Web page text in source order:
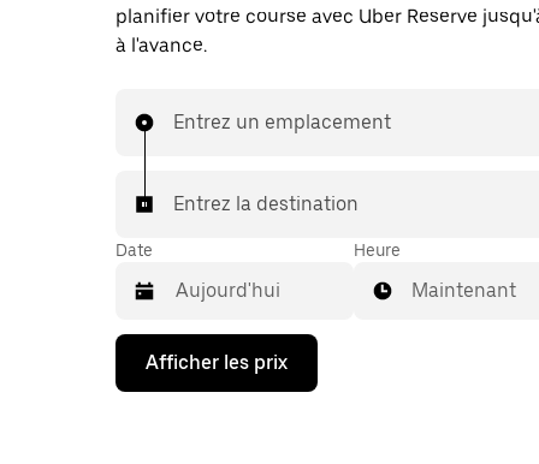
planifier votre course avec Uber Reserve
à l'avance.
Entrez un emplacement
Entrez la destination
Date
Appuyez
la
Heure
Maintenant
Afficher les prix